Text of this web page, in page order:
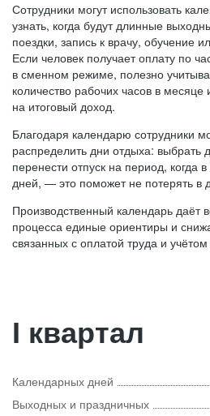
Сотрудники могут использовать
узнать, когда будут длинные
поездки, запись к врачу, обучение
Если человек получает оплату по
в сменном режиме, полезно
количество рабочих часов в месяце
на итоговый доход.
Благодаря календарю сотрудники
распределить дни отдыха:
перенести отпуск на период, когда
дней, — это поможет не потерять в
Производственный календарь даёт
процесса единые ориентиры и
связанных с оплатой труда и учётом
I квартал
Календарных дней
Выходных и праздничных